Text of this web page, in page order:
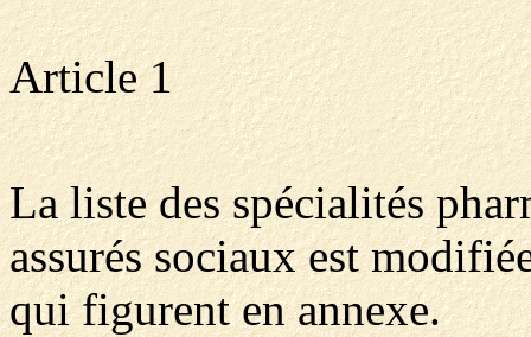
Article 1
La liste des spécialités
assurés sociaux est
qui figurent en annexe.